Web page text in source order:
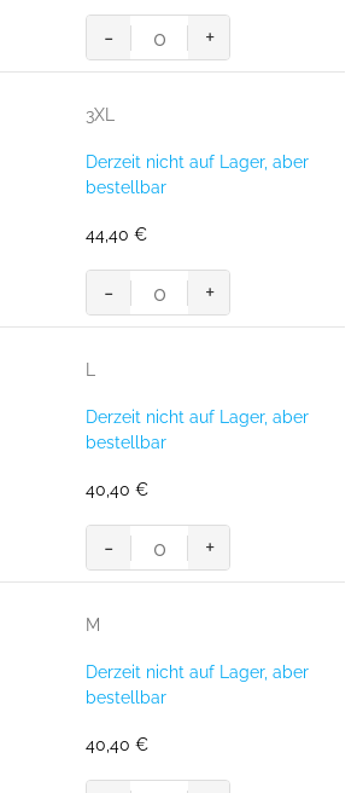
Women-
Sweatjacke
WEINROT
Menge
- +
3XL
Derzeit nicht auf Lager, aber
bestellbar
44,40 €
Women-
Sweatjacke
WEINROT
Menge
- +
L
Derzeit nicht auf Lager, aber
bestellbar
40,40 €
Women-
Sweatjacke
WEINROT
Menge
- +
M
Derzeit nicht auf Lager, aber
bestellbar
40,40 €